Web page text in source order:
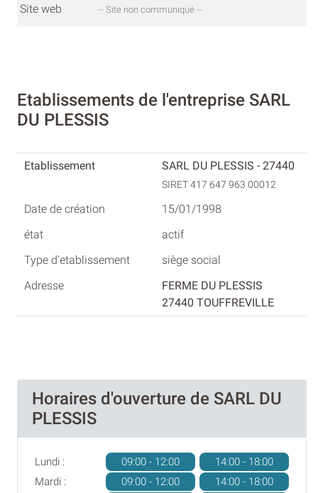
Site web -- Site non communiqué --
Etablissements de l'entreprise SARL
DU PLESSIS
SARL DU PLESSIS - 27440
SIRET 417 647 963 00012
15/01/1998
actif
siège social
FERME DU PLESSIS
27440 TOUFFREVILLE
Horaires d'ouverture de SARL DU
PLESSIS
Lundi : 09:00 - 12:00
14:00 - 18:00
Mardi :
09:00 - 12:00
14:00 - 18:00